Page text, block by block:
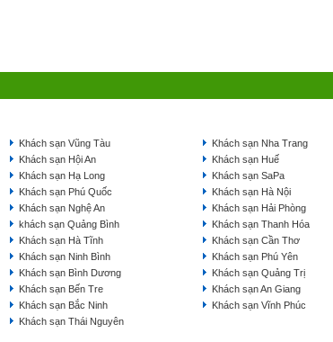
Khách sạn Vũng Tàu
Khách sạn Nha Trang
Khách sạn Hội An
Khách sạn Huế
Khách sạn Hạ Long
Khách sạn SaPa
Khách sạn Phú Quốc
Khách sạn Hà Nội
Khách sạn Nghệ An
Khách sạn Hải Phòng
khách sạn Quảng Bình
Khách sạn Thanh Hóa
Khách sạn Hà Tĩnh
Khách sạn Cần Thơ
Khách sạn Ninh Bình
Khách sạn Phú Yên
Khách sạn Bình Dương
Khách sạn Quảng Trị
Khách sạn Bến Tre
Khách sạn An Giang
Khách sạn Bắc Ninh
Khách sạn Vĩnh Phúc
Khách sạn Thái Nguyên